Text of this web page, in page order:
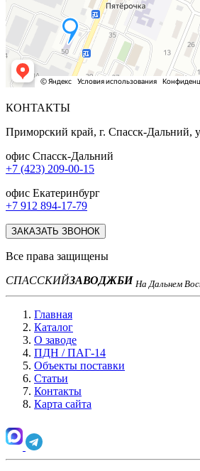
КОНТАКТЫ
Приморский край, г. Спасск-Дальний,
офис Спасск-Дальний
+7 (423) 209-00-15
офис Екатеринбург
+7 912 894-17-79
ЗАКАЗАТЬ ЗВОНОК
Все права защищены
СПАССКИЙЗАВОДЖБИ На Дальнем
Главная
Каталог
О заводе
ПДН / ПАГ-14
Объекты поставки
Статьи
Контакты
Карта сайта